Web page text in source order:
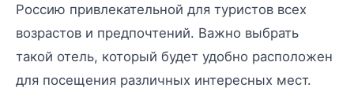
Россию привлекательной для туристов всех
возрастов и предпочтений. Важно выбрать
такой отель, который будет удобно расположен
для посещения различных интересных мест.